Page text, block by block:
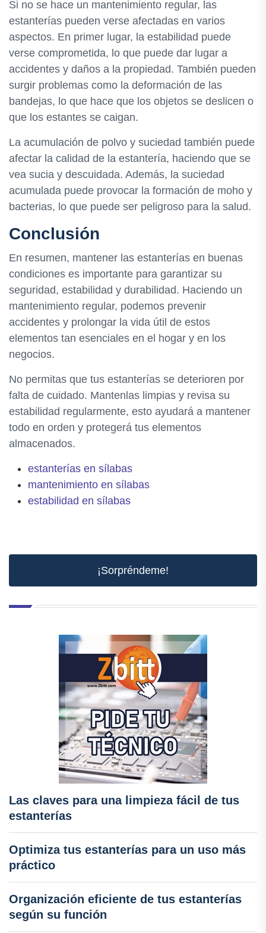
Si no se hace un mantenimiento regular, las
estanterías pueden verse afectadas en varios
aspectos. En primer lugar, la estabilidad puede
verse comprometida, lo que puede dar lugar a
accidentes y daños a la propiedad. También pueden
surgir problemas como la deformación de las
bandejas, lo que hace que los objetos se deslicen o
que los estantes se caigan.
La acumulación de polvo y suciedad también puede
afectar la calidad de la estantería, haciendo que se
vea sucia y descuidada. Además, la suciedad
acumulada puede provocar la formación de moho y
bacterias, lo que puede ser peligroso para la salud.
Conclusión
En resumen, mantener las estanterías en buenas
condiciones es importante para garantizar su
seguridad, estabilidad y durabilidad. Haciendo un
mantenimiento regular, podemos prevenir
accidentes y prolongar la vida útil de estos
elementos tan esenciales en el hogar y en los
negocios.
No permitas que tus estanterías se deterioren por
falta de cuidado. Mantenlas limpias y revisa su
estabilidad regularmente, esto ayudará a mantener
todo en orden y protegerá tus elementos
almacenados.
estanterías en sílabas
mantenimiento en sílabas
estabilidad en sílabas
¡Sorpréndeme!
Las claves para una limpieza fácil de tus
estanterías
Optimiza tus estanterías para un uso más
práctico
Organización eficiente de tus estanterías
según su función